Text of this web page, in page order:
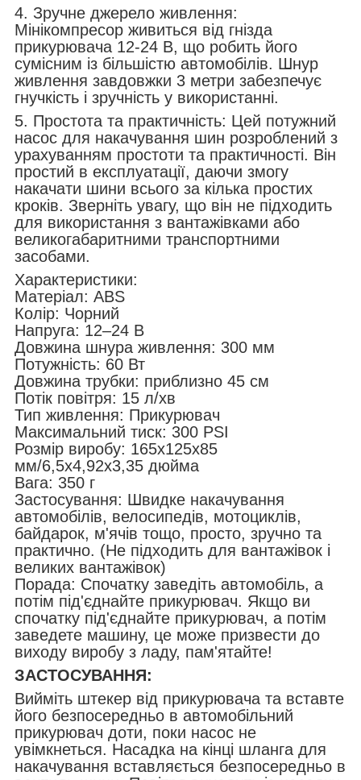
4. Зручне джерело живлення:
Мінікомпресор живиться від гнізда
прикурювача 12-24 В, що робить його
сумісним із більшістю автомобілів. Шнур
живлення завдовжки 3 метри забезпечує
гнучкість і зручність у використанні.
5. Простота та практичність: Цей потужний
насос для накачування шин розроблений з
урахуванням простоти та практичності. Він
простий в експлуатації, даючи змогу
накачати шини всього за кілька простих
кроків. Зверніть увагу, що він не підходить
для використання з вантажівками або
великогабаритними транспортними
засобами.
Характеристики:
Матеріал: ABS
Колір: Чорний
Напруга: 12–24 В
Довжина шнура живлення: 300 мм
Потужність: 60 Вт
Довжина трубки: приблизно 45 см
Потік повітря: 15 л/хв
Тип живлення: Прикурювач
Максимальний тиск: 300 PSI
Розмір виробу: 165x125x85
мм/6,5x4,92x3,35 дюйма
Вага: 350 г
Застосування: Швидке накачування
автомобілів, велосипедів, мотоциклів,
байдарок, м'ячів тощо, просто, зручно та
практично. (Не підходить для вантажівок і
великих вантажівок)
Порада: Спочатку заведіть автомобіль, а
потім під'єднайте прикурювач. Якщо ви
спочатку під'єднайте прикурювач, а потім
заведете машину, це може призвести до
виходу виробу з ладу, пам'ятайте!
ЗАСТОСУВАННЯ:
Вийміть штекер від прикурювача та вставте
його безпосередньо в автомобільний
прикурювач доти, поки насос не
увімкнеться. Насадка на кінці шланга для
накачування вставляється безпосередньо в